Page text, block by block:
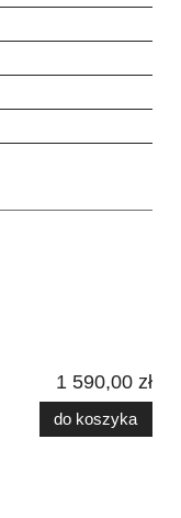
1 590,00 zł
do koszyka